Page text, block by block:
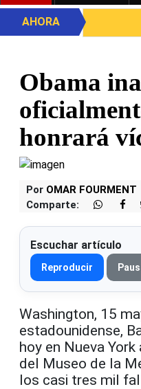
AHORA
Obama
honrará
Por OMAR FOURMENT
Comparte:
Escuchar artículo
Reproducir
Washington, 15
estadounidense,
hoy en Nueva
del Museo de la
los casi tres mil